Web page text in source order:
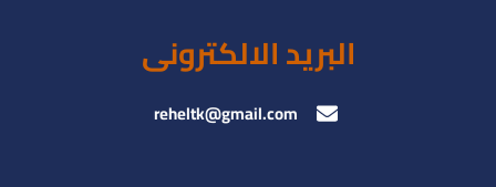
البريد الالكترونى
reheltk@gmail.com